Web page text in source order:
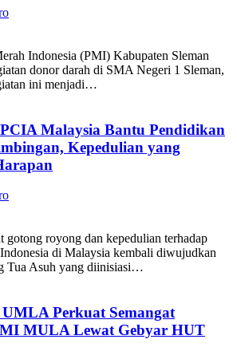
Indonesia (PMI) Kabupaten Sleman
donor darah di SMA Negeri 1 Sleman,
ini menjadi…
Malaysia Bantu Pendidikan
Kepedulian yang
gotong royong dan kepedulian terhadap
di Malaysia kembali diwujudkan
Tua Asuh yang diinisiasi…
Perkuat Semangat
MULA Lewat Gebyar HUT